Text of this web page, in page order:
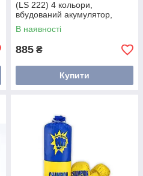
(LS 222) 4 кольори,
вбудований акумулятор,
пульт, гіроскоп, 3.5 каналу,
оберт на 360°, usb, у боксі,
В наявності
885 ₴
Купити